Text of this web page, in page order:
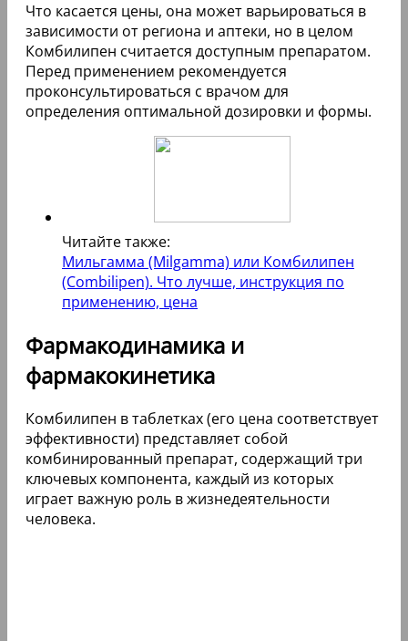
Что касается цены, она может варьироваться в
зависимости от региона и аптеки, но в целом
Комбилипен считается доступным препаратом.
Перед применением рекомендуется
проконсультироваться с врачом для
определения оптимальной дозировки и формы.
Читайте также:
Мильгамма (Milgamma) или Комбилипен
(Combilipen). Что лучше, инструкция по
применению, цена
Фармакодинамика и
фармакокинетика
Комбилипен в таблетках (его цена соответствует
эффективности) представляет собой
комбинированный препарат, содержащий три
ключевых компонента, каждый из которых
играет важную роль в жизнедеятельности
человека.